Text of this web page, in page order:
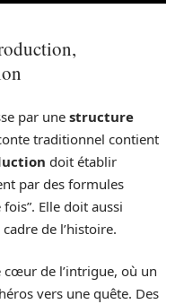
par une structure
traditionnel contient
doit établir
par des formules
Elle doit aussi
de l’histoire.
cœur de l’intrigue, où un
vers une quête. Des